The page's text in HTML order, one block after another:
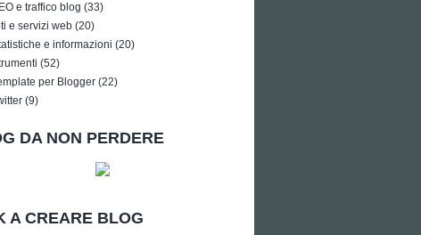
e traffico blog (33)
e servizi web (20)
e informazioni (20)
(52)
per Blogger (22)
(9)
DA NON PERDERE
A CREARE BLOG